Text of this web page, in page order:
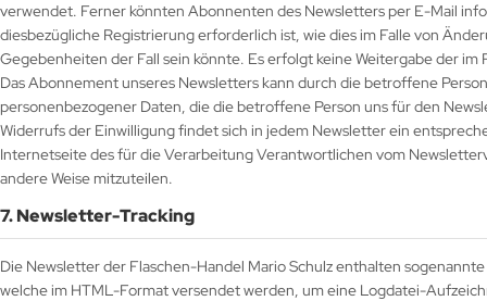
verwendet. Ferner könnten Abonnenten des Newsletters per E-Mail
diesbezügliche Registrierung erforderlich ist, wie dies im Falle von
Gegebenheiten der Fall sein könnte. Es erfolgt keine Weitergabe der
Das Abonnement unseres Newsletters kann durch die betroffene
personenbezogener Daten, die die betroffene Person uns für den
Widerrufs der Einwilligung findet sich in jedem Newsletter ein
Internetseite des für die Verarbeitung Verantwortlichen vom
andere Weise mitzuteilen.
7. Newsletter-Tracking
Die Newsletter der Flaschen-Handel Mario Schulz enthalten
welche im HTML-Format versendet werden, um eine Logdatei-